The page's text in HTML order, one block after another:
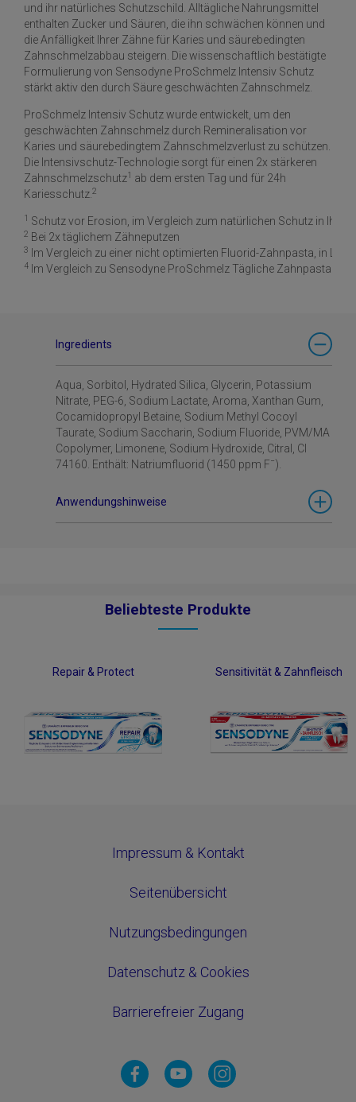
und ihr natürliches Schutzschild. Alltägliche Nahrungsmittel
enthalten Zucker und Säuren, die ihn schwächen können und
die Anfälligkeit Ihrer Zähne für Karies und säurebedingten
Zahnschmelzabbau steigern. Die wissenschaftlich bestätigte
Formulierung von Sensodyne ProSchmelz Intensiv Schutz
stärkt aktiv den durch Säure geschwächten Zahnschmelz.
ProSchmelz Intensiv Schutz wurde entwickelt, um den
geschwächten Zahnschmelz durch Remineralisation vor
Karies und säurebedingtem Zahnschmelzverlust zu schützen.
Die Intensivschutz-Technologie sorgt für einen 2x stärkeren
Zahnschmelzschutz1 ab dem ersten Tag und für 24h
Kariesschutz. 2
1 Schutz vor Erosion, im Vergleich zum natürlichen Schutz in
2 Bei 2x täglichem Zähneputzen
3 Im Vergleich zu einer nicht optimierten Fluorid-Zahnpasta, in
4 Im Vergleich zu Sensodyne ProSchmelz Tägliche Zahnpasta
Ingredients
Anwendungshinweise
Aqua, Sorbitol, Hydrated Silica, Glycerin, Potassium
Nitrate, PEG-6, Sodium Lactate, Aroma, Xanthan Gum,
Cocamidopropyl Betaine, Sodium Methyl Cocoyl
Taurate, Sodium Saccharin, Sodium Fluoride, PVM/MA
Copolymer, Limonene, Sodium Hydroxide, Citral, CI
74160. Enthält: Natriumfluorid (1450 ppm Fˉ).
Beliebteste Produkte
Repair & Protect Sensitivität & Zahnfleisch
Impressum & Kontakt
Seitenübersicht
Nutzungsbedingungen
Datenschutz & Cookies
Barrierefreier Zugang